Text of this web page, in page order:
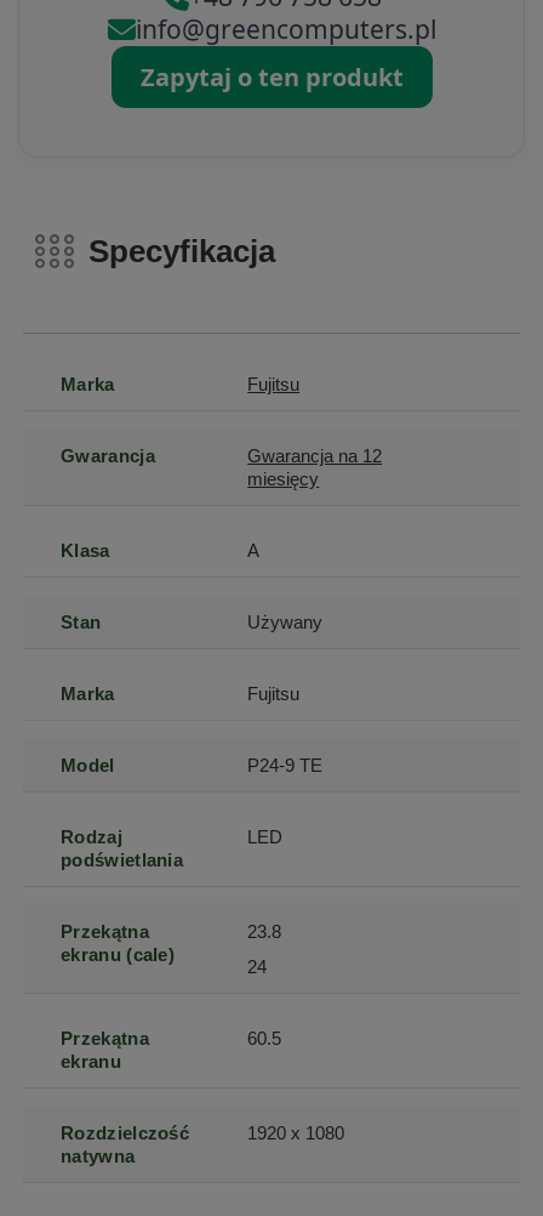
info@greencomputers.pl
Zapytaj o ten produkt
Specyfikacja
Marka Fujitsu
Gwarancja
Gwarancja na 12
miesięcy
Klasa A
Stan Używany
Marka Fujitsu
Model P24-9 TE
Rodzaj
podświetlania
LED
Przekątna
ekranu (cale)
23.8
24
Przekątna
ekranu
60.5
Rozdzielczość
natywna
1920 x 1080